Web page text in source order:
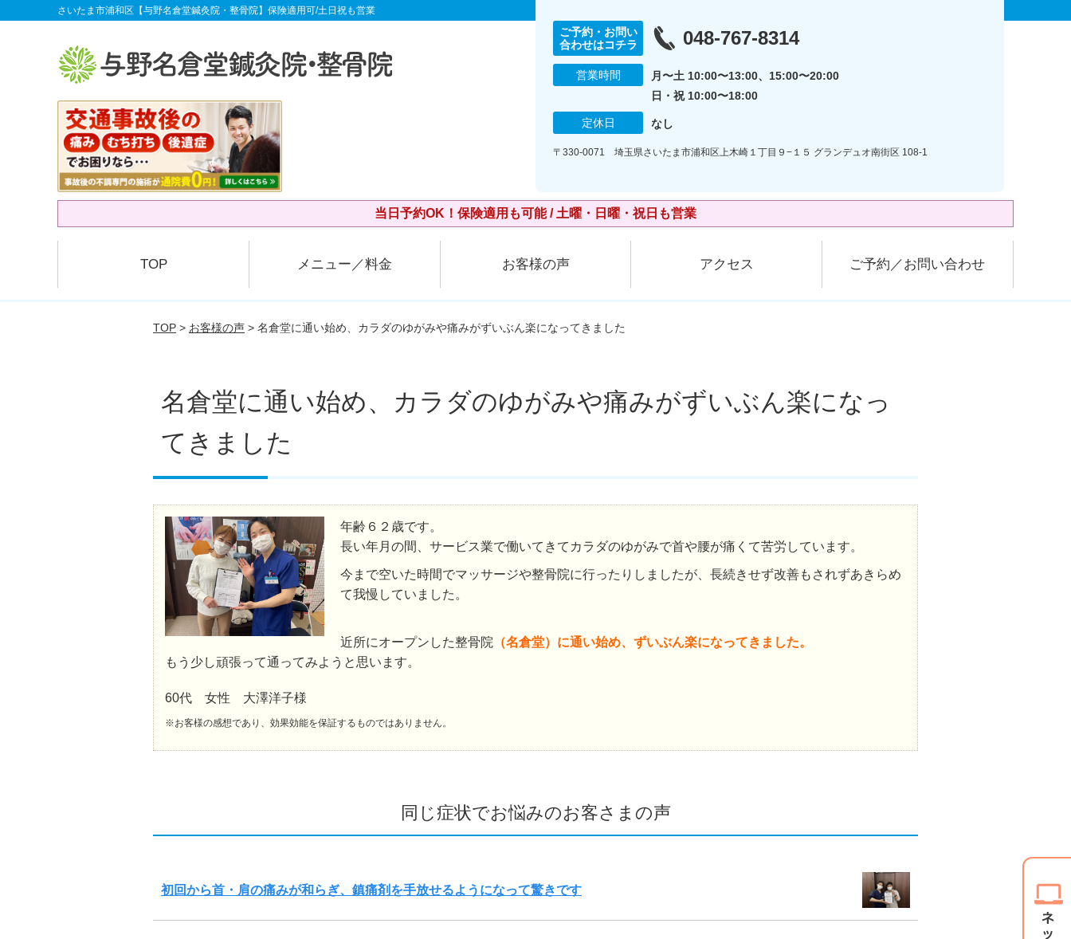
さいたま市浦和区【与野名倉堂鍼灸院・整骨院】保険適用可/土日祝も営業
ご予約・お問い
合わせはコチラ
048-767-8314
営業時間
月〜土 10:00〜13:00、15:00〜20:00
日・祝 10:00〜18:00
定休日 なし
〒330-0071 埼玉県さいたま市浦和区上木崎１丁目９−１５ グランデュオ南街区 108-1
当日予約OK！保険適用も可能 / 土曜・日曜・祝日も営業
TOP メニュー／料金 お客様の声 アクセス ご予約／お問い合わせ
TOP > お客様の声 > 名倉堂に通い始め、カラダのゆがみや痛みがずいぶん楽になってきました
名倉堂に通い始め、カラダのゆがみや痛みがずいぶん楽になっ
てきました
年齢６２歳です。
長い年月の間、サービス業で働いてきてカラダのゆがみで首や腰が痛くて苦労しています。
今まで空いた時間でマッサージや整骨院に行ったりしましたが、長続きせず改善もされずあきらめ
て我慢していました。
近所にオープンした整骨院 （名倉堂）に通い始め、ずいぶん楽になってきました。
もう少し頑張って通ってみようと思います。
60代 女性 大澤洋子様
※お客様の感想であり、効果効能を保証するものではありません。
同じ症状でお悩みのお客さまの声
初回から首・肩の痛みが和らぎ、鎮痛剤を手放せるようになって驚きです